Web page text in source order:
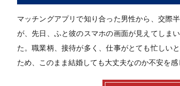
マッチングアプリで知り合った男性から、交際
が、先日、ふと彼のスマホの画面が見えてしま
た。職業柄、接待が多く、仕事がとても忙しい
ため、このまま結婚しても大丈夫なのか不安を感